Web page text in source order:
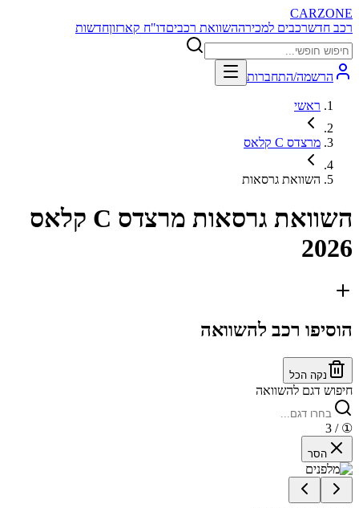
CARZONE
רכב חדשרכבים למכירההשוואת רכביםדו"ח קארזוןחדשות
הרשמה/התחברות
ראשי
מרצדס C קלאס
השוואת גרסאות
השוואת גרסאות
מרצדס C קלאס
2026
הוסיפו רכב להשוואה
נקה הכל
חיפוש דגם להשוואה
①
/ 3
הסר